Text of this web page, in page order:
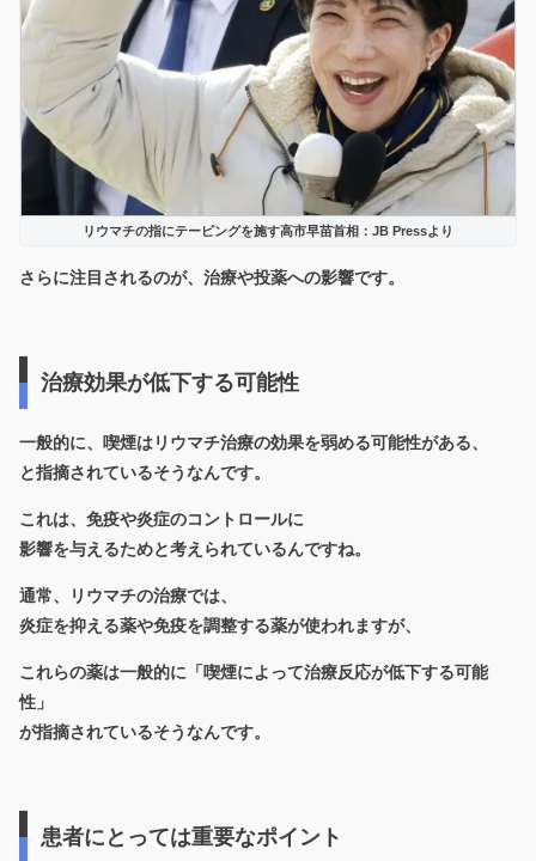
リウマチの指にテーピングを施す高市早苗首相：JB Pressより
さらに注目されるのが、治療や投薬への影響です。
治療効果が低下する可能性
一般的に、喫煙はリウマチ治療の効果を弱める可能性がある、
と指摘されているそうなんです。
これは、免疫や炎症のコントロールに
影響を与えるためと考えられているんですね。
通常、リウマチの治療では、
炎症を抑える薬や免疫を調整する薬が使われますが、
これらの薬は一般的に「喫煙によって治療反応が低下する可能
性」
が指摘されているそうなんです。
患者にとっては重要なポイント